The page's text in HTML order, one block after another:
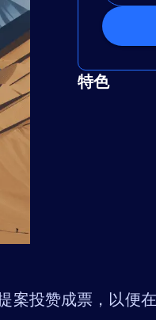
投赞成票，以便
特色